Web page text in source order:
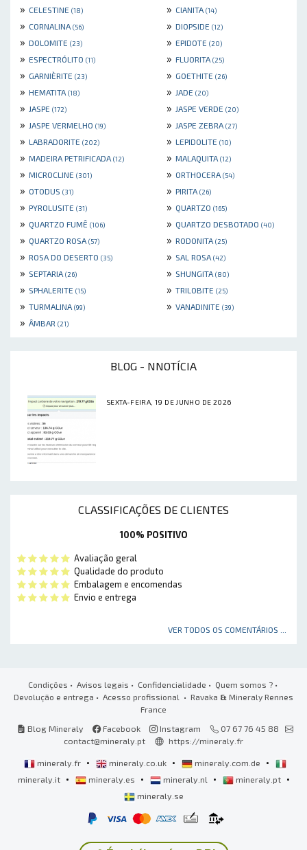
» CELESTINE (18) » CIANITA (14)
» CORNALINA (56) » DIOPSIDE (12)
» DOLOMITE (23) » EPIDOTE (20)
» ESPECTRÓLITO (11) » FLUORITA (25)
» GARNIÈRITE (23) » GOETHITE (26)
» HEMATITA (18) » JADE (20)
» JASPE (172) » JASPE VERDE (20)
» JASPE VERMELHO (19) » JASPE ZEBRA (27)
» LABRADORITE (202) » LEPIDOLITE (10)
» MADEIRA PETRIFICADA (12) » MALAQUITA (12)
» MICROCLINE (301) » ORTHOCERA (54)
» OTODUS (31) » PIRITA (26)
» PYROLUSITE (31) » QUARTZO (165)
» QUARTZO FUMÊ (106) » QUARTZO DESBOTADO (40)
» QUARTZO ROSA (57) » RODONITA (25)
» ROSA DO DESERTO (35) » SAL ROSA (42)
» SEPTARIA (26) » SHUNGITA (80)
» SPHALERITE (15) » TRILOBITE (25)
» TURMALINA (99) » VANADINITE (39)
» ÂMBAR (21)
BLOG - NNOTÍCIA
SEXTA-FEIRA, 19 DE JUNHO DE 2026
CLASSIFICAÇÕES DE CLIENTES
100% POSITIVO
Avaliação geral
Qualidade do produto
Embalagem e encomendas
Envio e entrega
VER TODOS OS COMENTÁRIOS ...
Condições • Avisos legais • Confidencialidade • Quem somos ?•
Devolução e entrega • Acesso profissional • Ravaka & Mineraly Rennes
France
Blog Mineraly
Facebook Instagram
07 67 76 45 88
contact@mineraly.pt
https://mineraly.fr
mineraly.fr • mineraly.co.uk • mineraly.com.de •
mineraly.it • mineraly.es • mineraly.nl • mineraly.pt •
mineraly.se